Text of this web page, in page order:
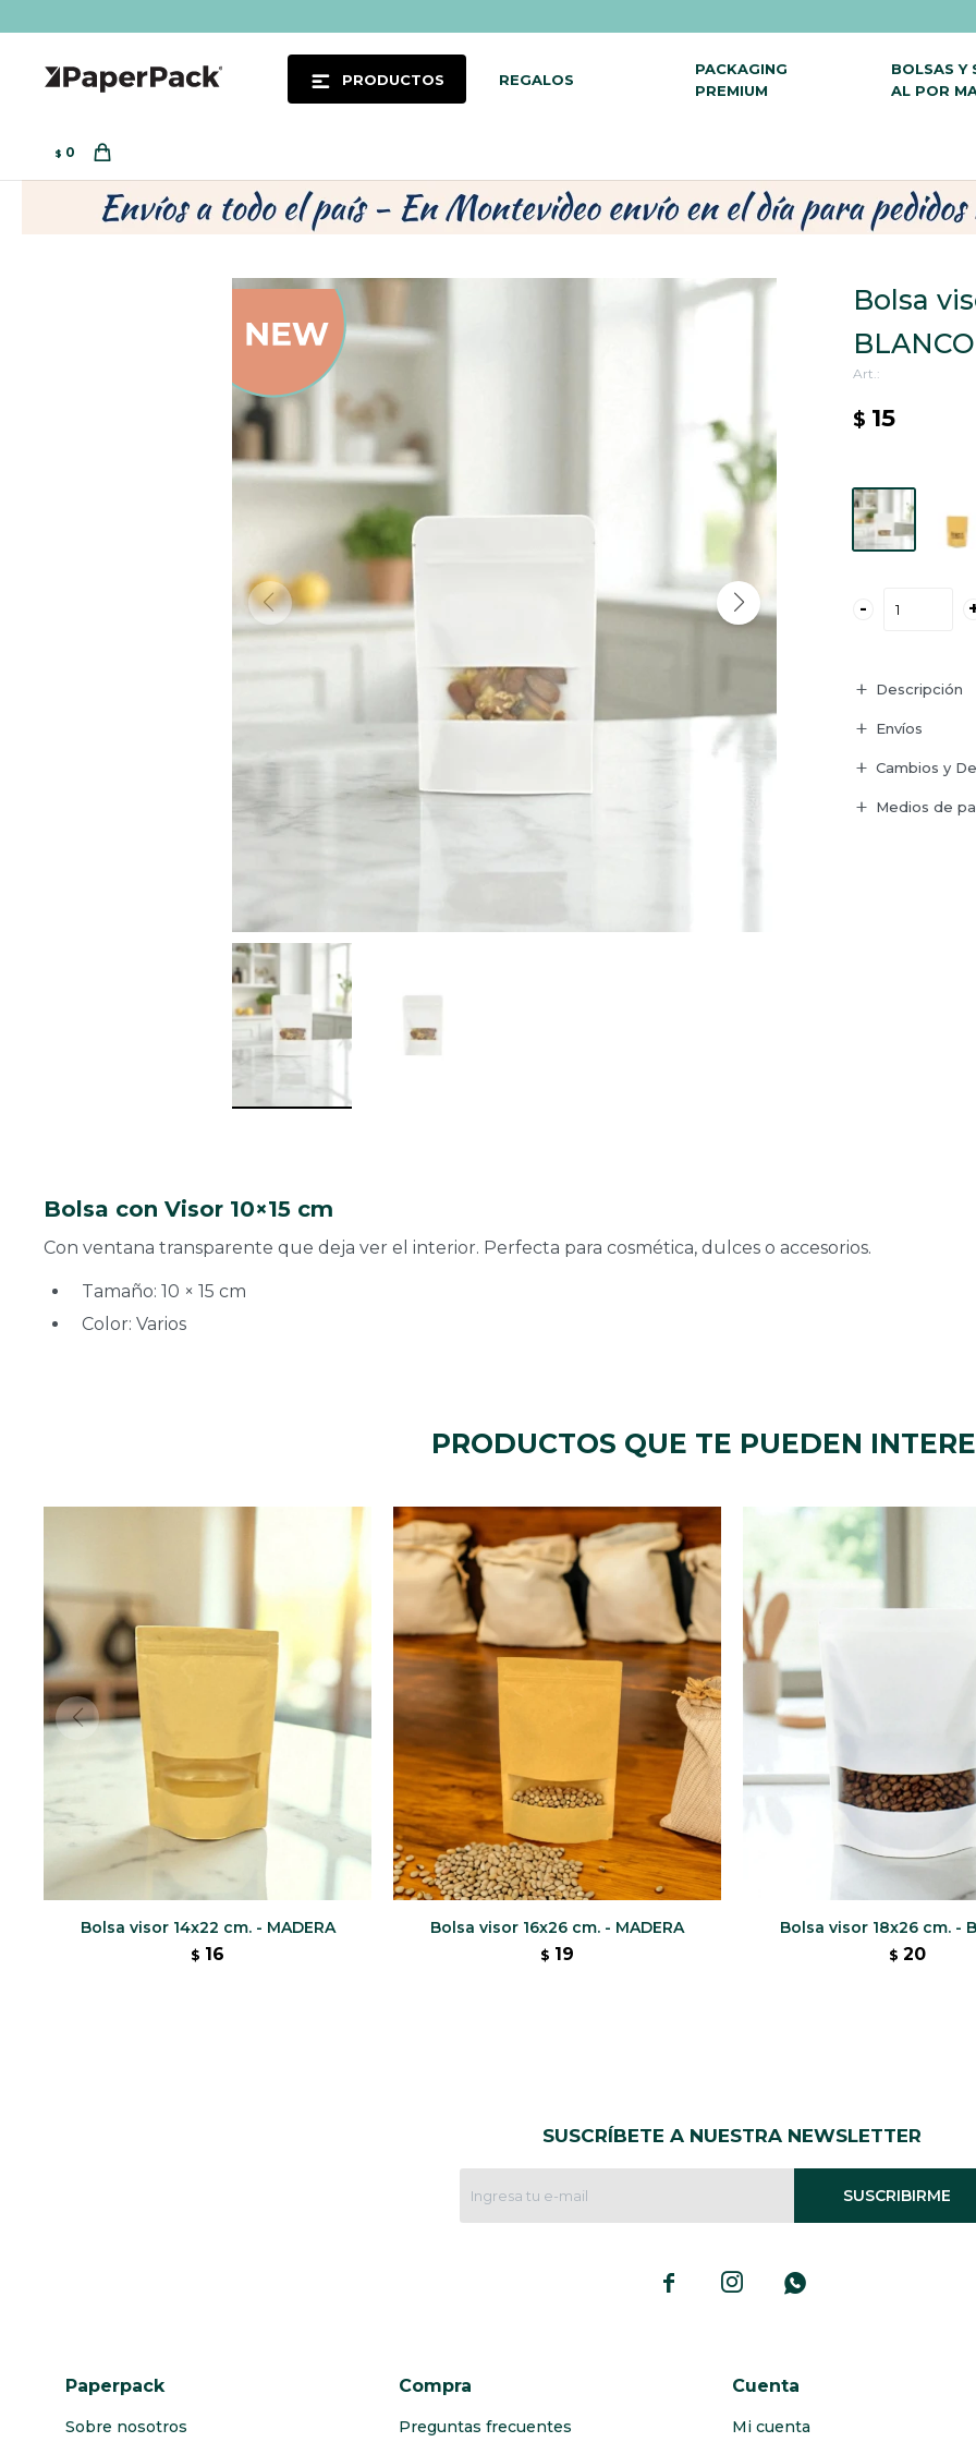
PRODUCTOS REGALOS
PACKAGING
PREMIUM
BOLSAS Y
AL POR
$ 0
Bolsa
BLANCO
$ 15
-
Descripción
Envíos
Cambios y
Medios de
Bolsa con Visor 10×15 cm
Con ventana transparente que deja ver el interior. Perfecta para cosmética, dulces o accesorios.
Tamaño: 10 × 15 cm
Color: Varios
PRODUCTOS QUE TE PUEDEN
Bolsa visor 14x22 cm. - MADERA
$ 16
Bolsa visor 16x26 cm. - MADERA
$ 19
Bolsa visor 18x26 cm. -
$ 20
SUSCRÍBETE A NUESTRA NEWSLETTER
SUSCRIBIRME
  
Paperpack
Sobre nosotros
Compra
Preguntas frecuentes
Cuenta
Mi cuenta